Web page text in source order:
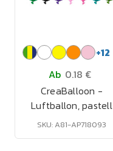
+12
Ab 0.18 €
CreaBalloon -
Luftballon, pastell
SKU: A81-AP718093